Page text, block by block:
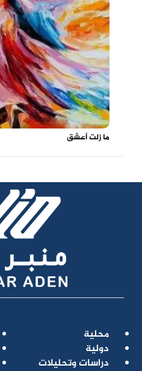
ما زلت أعشق
محلية
دولية
دراسات وتحليلات